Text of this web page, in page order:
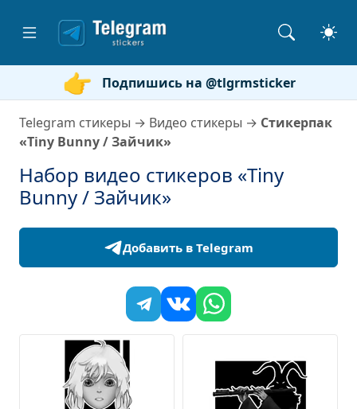
Подпишись на @tlgrmsticker
Telegram стикеры → Видео стикеры → Стикерпак
«Tiny Bunny / Зайчик»
Набор видео стикеров «Tiny
Bunny / Зайчик»
Добавить в Telegram